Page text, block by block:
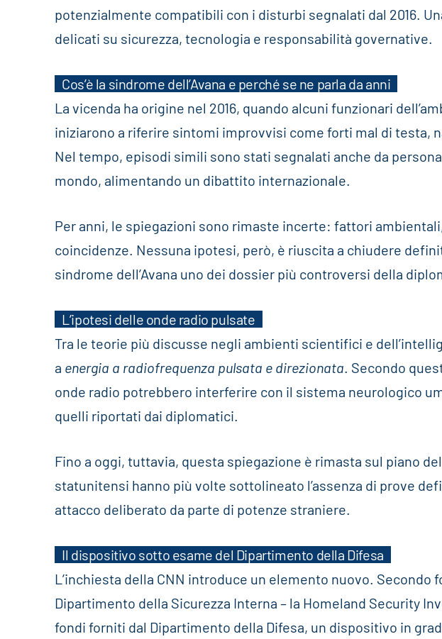
potenzialmente compatibili con i disturbi segnalati dal 2016.
delicati su sicurezza, tecnologia e responsabilità governative.
Cos’è la sindrome dell’Avana e perché se ne parla da anni
La vicenda ha origine nel 2016, quando alcuni funzionari
iniziarono a riferire sintomi improvvisi come forti mal di testa,
Nel tempo, episodi simili sono stati segnalati anche da
mondo, alimentando un dibattito internazionale.
Per anni, le spiegazioni sono rimaste incerte: fattori
coincidenze. Nessuna ipotesi, però, è riuscita a chiudere
sindrome dell’Avana uno dei dossier più controversi della
L’ipotesi delle onde radio pulsate
Tra le teorie più discusse negli ambienti scientifici e
a energia a radiofrequenza pulsata e direzionata. Secondo
onde radio potrebbero interferire con il sistema neurologico
quelli riportati dai diplomatici.
Fino a oggi, tuttavia, questa spiegazione è rimasta sul piano
statunitensi hanno più volte sottolineato l’assenza di prove
attacco deliberato da parte di potenze straniere.
Il dispositivo sotto esame del Dipartimento della Difesa
L’inchiesta della CNN introduce un elemento nuovo. Secondo
Dipartimento della Sicurezza Interna – la Homeland Security
fondi forniti dal Dipartimento della Difesa, un dispositivo in